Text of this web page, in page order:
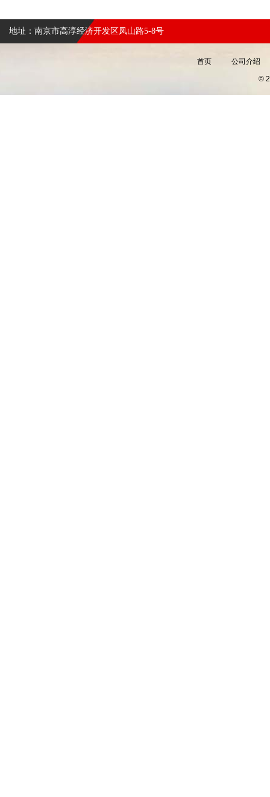
地址：南京市高淳经济开发区凤山路5-8号
首页 公司介绍
©